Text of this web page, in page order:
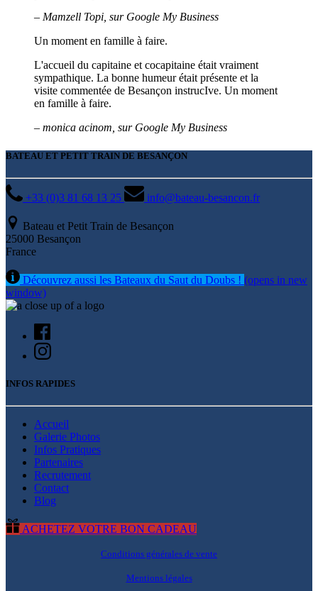
– Mamzell Topi, sur Google My Business
Un moment en famille à faire.
L'accueil du capitaine et cocapitaine était vraiment
sympathique. La bonne humeur était présente et la
visite commentée de Besançon instrucIve. Un moment
en famille à faire.
– monica acinom, sur Google My Business
BATEAU ET PETIT TRAIN DE BESANÇON
+33 (0)3 81 68 13 25 info@bateau-besancon.fr
Bateau et Petit Train de Besançon
25000 Besançon
France
Découvrez aussi les Bateaux du Saut du Doubs ! (opens in new
window)
INFOS RAPIDES
Accueil
Galerie Photos
Infos Pratiques
Partenaires
Recrutement
Contact
Blog
ACHETEZ VOTRE BON CADEAU
Conditions générales de vente
Mentions légales